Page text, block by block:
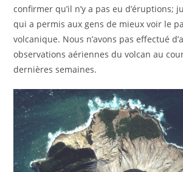
confirmer qu’il n’y a pas eu d’éruptions;
qui a permis aux gens de mieux voir le
volcanique. Nous n’avons pas effectué
observations aériennes du volcan au
dernières semaines.